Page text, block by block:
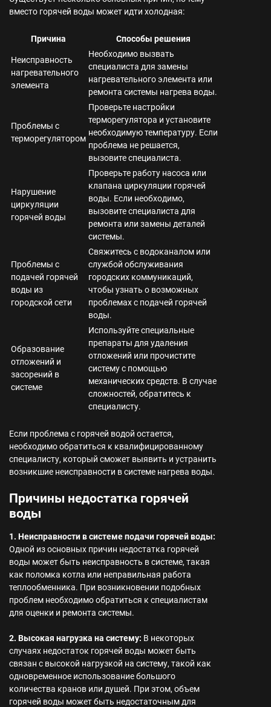
вместо горячей воды может идти холодная:
Причина Способы решения
Неисправность
нагревательного
элемента
Необходимо вызвать
специалиста для замены
нагревательного элемента или
ремонта системы нагрева воды.
Проблемы с
терморегулятором
Проверьте настройки
терморегулятора и установите
необходимую температуру. Если
проблема не решается,
вызовите специалиста.
Нарушение
циркуляции
горячей воды
Проверьте работу насоса или
клапана циркуляции горячей
воды. Если необходимо,
вызовите специалиста для
ремонта или замены деталей
системы.
Проблемы с
подачей горячей
воды из
городской сети
Свяжитесь с водоканалом или
службой обслуживания
городских коммуникаций,
чтобы узнать о возможных
проблемах с подачей горячей
воды.
Образование
отложений и
засорений в
системе
Используйте специальные
препараты для удаления
отложений или прочистите
систему с помощью
механических средств. В случае
сложностей, обратитесь к
специалисту.
Если проблема с горячей водой остается,
необходимо обратиться к квалифицированному
специалисту, который сможет выявить и устранить
возникшие неисправности в системе нагрева воды.
Причины недостатка горячей
воды
1. Неисправности в системе подачи горячей воды:
Одной из основных причин недостатка горячей
воды может быть неисправность в системе, такая
как поломка котла или неправильная работа
теплообменника. При возникновении подобных
проблем необходимо обратиться к специалистам
для оценки и ремонта системы.
2. Высокая нагрузка на систему: В некоторых
случаях недостаток горячей воды может быть
связан с высокой нагрузкой на систему, такой как
одновременное использование большого
количества кранов или душей. При этом, объем
горячей воды может быть недостаточным для